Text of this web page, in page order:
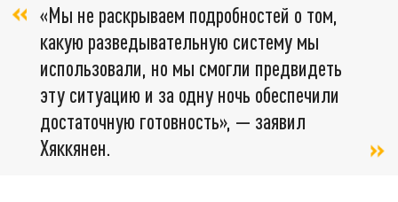
«Мы не раскрываем подробностей о том,
какую разведывательную систему мы
использовали, но мы смогли предвидеть
эту ситуацию и за одну ночь обеспечили
достаточную готовность», — заявил
Хяккянен.